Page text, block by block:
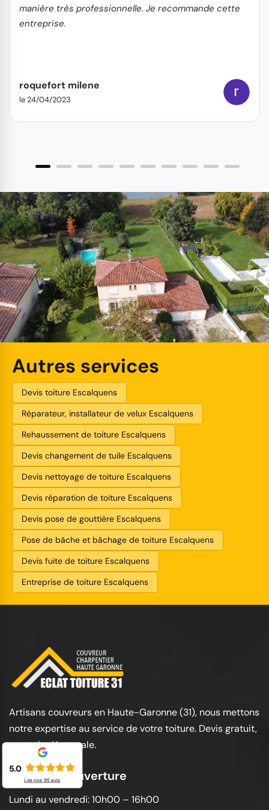
manière très professionnelle. Je recommande cette
entreprise.
roquefort milene
le 24/04/2023
Autres services
Devis toiture Escalquens
Réparateur, installateur de velux Escalquens
Rehaussement de toiture Escalquens
Devis changement de tuile Escalquens
Devis nettoyage de toiture Escalquens
Devis réparation de toiture Escalquens
Devis pose de gouttière Escalquens
Pose de bâche et bâchage de toiture Escalquens
Devis fuite de toiture Escalquens
Entreprise de toiture Escalquens
Artisans couvreurs en Haute-Garonne (31), nous mettons
notre expertise au service de votre toiture. Devis gratuit,
garantie décennale.
Horaires d'ouverture
Lundi au vendredi: 10h00 – 16h00
5.0
Lire nos 95avis